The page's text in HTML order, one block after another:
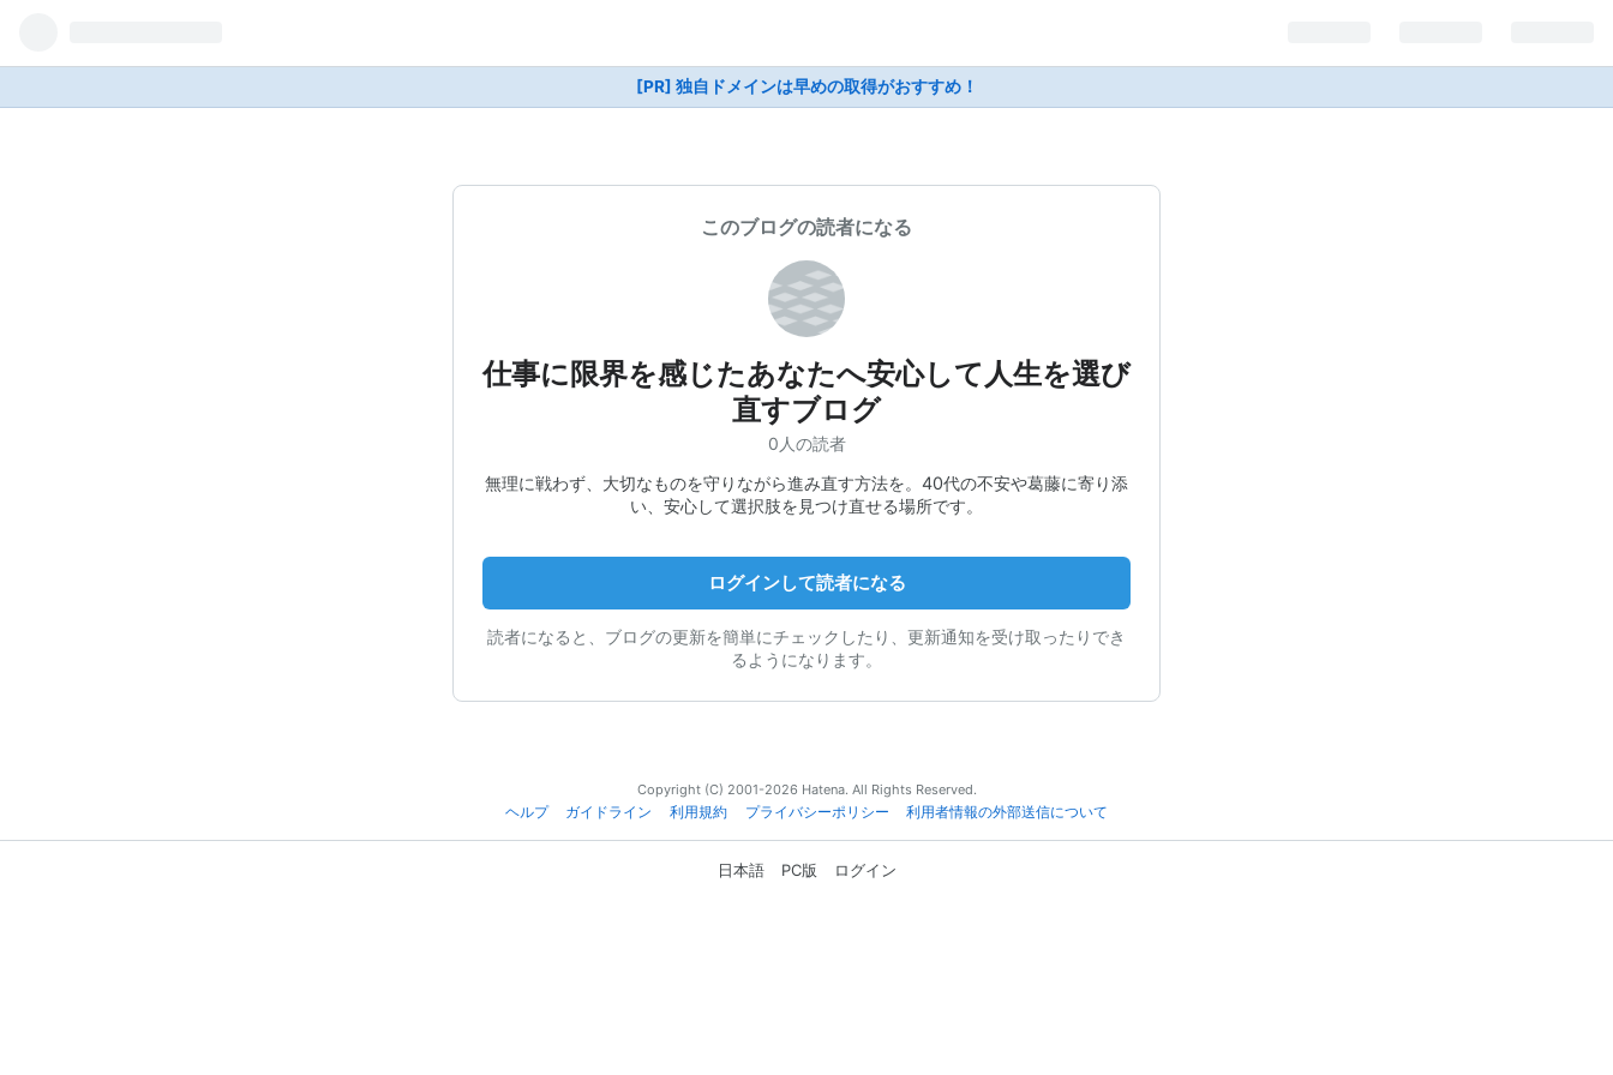
[PR] 独自ドメインは早めの取得がおすすめ！
このブログの読者になる
仕事に限界を感じたあなたへ安心して人生を選び
直すブログ
0人の読者
無理に戦わず、大切なものを守りながら進み直す方法を。40代の不安や葛藤に寄り添
い、安心して選択肢を見つけ直せる場所です。
ログインして読者になる
読者になると、ブログの更新を簡単にチェックしたり、更新通知を受け取ったりでき
るようになります。
Copyright (C) 2001-2026 Hatena. All Rights Reserved.
ヘルプ
ガイドライン 利用規約 プライバシーポリシー 利用者情報の外部送信について
日本語 PC版 ログイン